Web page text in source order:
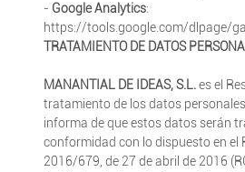
- Google Analytics:
https://tools.google.com/dlpage/
TRATAMIENTO DE DATOS
MANANTIAL DE IDEAS, S.L.es el
tratamiento de los datos
informa de que estos datos serán
conformidad con lo dispuesto en el
2016/679, de 27 de abril de 2016